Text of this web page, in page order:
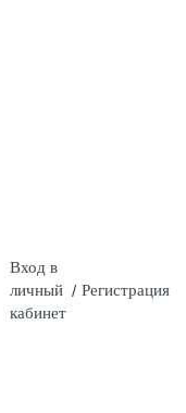
Вход в
личный
кабинет
/ Регистрация